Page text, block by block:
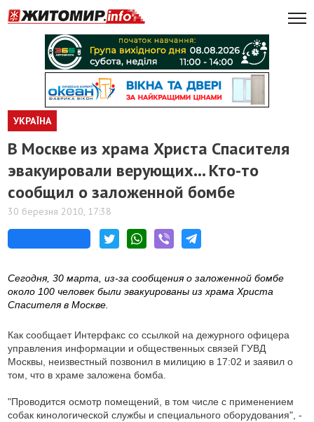
УКРАЇНА
В Москве из храма Христа Спасителя
эвакуировали верующих... Кто-то
сообщил о заложенной бомбе
30 березня 2010, 17:38
Сегодня, 30 марта, из-за сообщения о заложенной бомбе
около 100 человек были эвакуированы из храма Христа
Спасителя в Москве.
Как сообщает Интерфакс со ссылкой на дежурного офицера
управления информации и общественных связей ГУВД
Москвы, неизвестный позвонил в милицию в 17:02 и заявил о
том, что в храме заложена бомба.
"Проводится осмотр помещений, в том числе с применением
собак кинологической службы и специального оборудования", -